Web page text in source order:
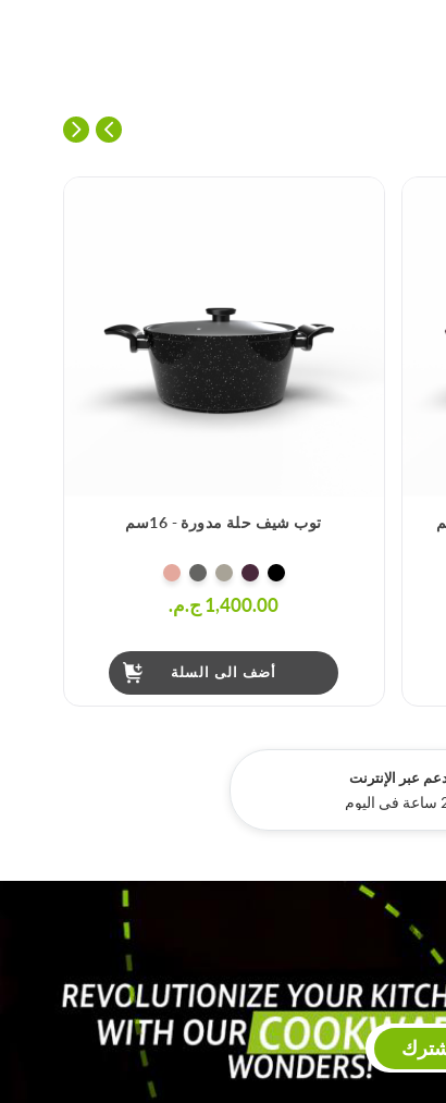
توب شيف حلة مدورة - 16سم
1,400.00 ج.م.‏
أضف الى السلة
عبر الإنترنت